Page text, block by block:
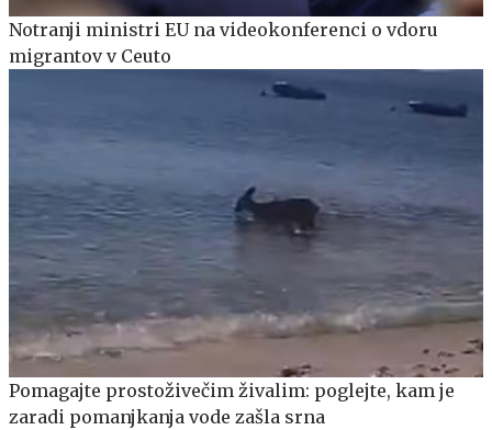
Notranji ministri EU na videokonferenci o vdoru
migrantov v Ceuto
Pomagajte prostoživečim živalim: poglejte, kam je
zaradi pomanjkanja vode zašla srna